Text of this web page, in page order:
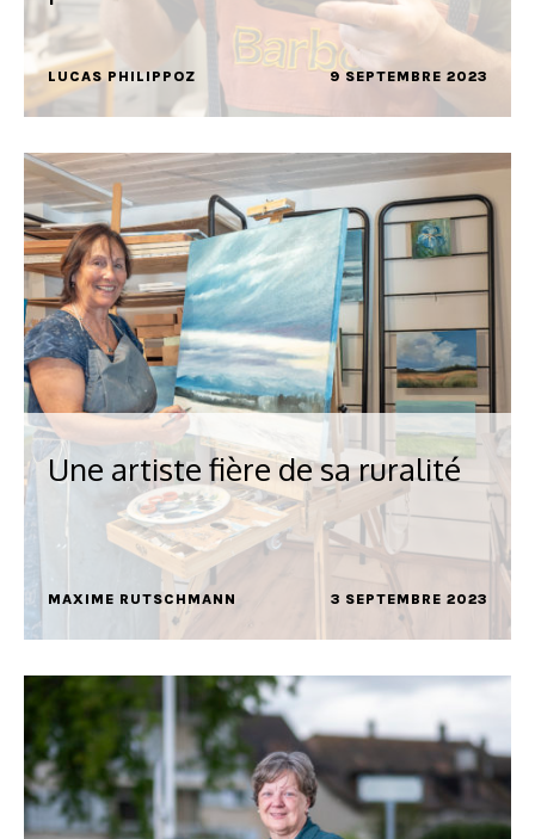
LUCAS PHILIPPOZ 9 SEPTEMBRE 2023
Une artiste fière de sa ruralité
MAXIME RUTSCHMANN 3 SEPTEMBRE 2023